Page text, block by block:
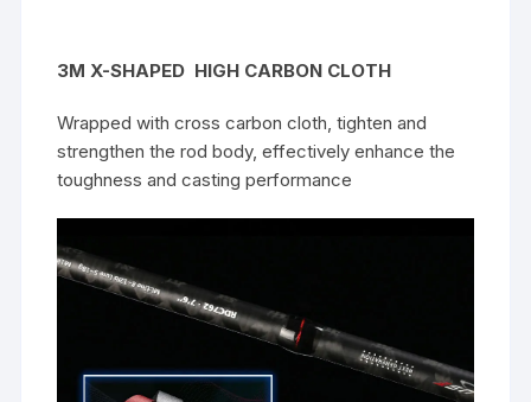
3M X-SHAPED HIGH CARBON CLOTH
Wrapped with cross carbon cloth, tighten and
strengthen the rod body, effectively enhance the
toughness and casting performance